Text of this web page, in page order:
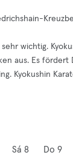
sehr wichtig.
aus. Es
Kyokushin
Sá 8 Do 9